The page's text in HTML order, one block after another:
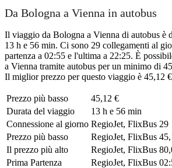
Da Bologna a Vienna in autobus
Il viaggio da Bologna a Vienna di autobus è
13 h e 56 min. Ci sono 29 collegamenti al
partenza a 02:55 e l'ultima a 22:25. È
a Vienna tramite autobus per un minimo di
Il miglior prezzo per questo viaggio è 45,12
Prezzo più basso
45,12 €
Durata del viaggio
13 h e 56 min
Connessione al giorno RegioJet, FlixBus 29
Prezzo più basso
RegioJet, FlixBus
Il prezzo più alto
RegioJet, FlixBus
Prima Partenza
RegioJet, FlixBus